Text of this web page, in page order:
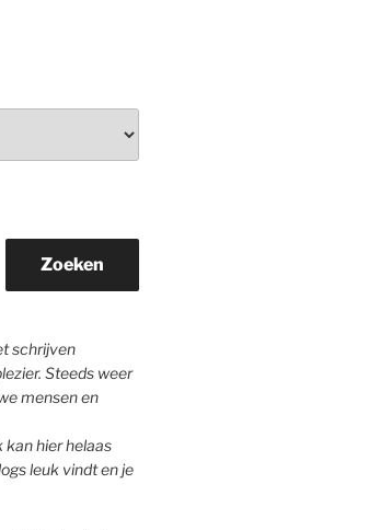
Zoeken
schrijven
Steeds weer
mensen en
kan hier helaas
leuk vindt en je